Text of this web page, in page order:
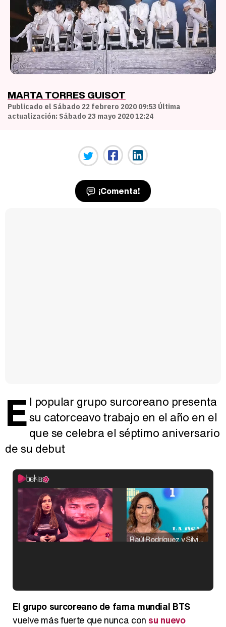
MARTA TORRES GUISOT
Publicado el Sábado 22 febrero 2020 09:53 Última
actualización: Sábado 23 mayo 2020 12:24
¡Comenta!
E l popular grupo surcoreano presenta
su catorceavo trabajo en el año en el
que se celebra el séptimo aniversario
de su debut
Raúl Rodríguez y Silvia Taulés nos cuentan su papel en 'La familia de la tele'
El grupo surcoreano de fama mundial BTS
vuelve más fuerte que nunca con su nuevo